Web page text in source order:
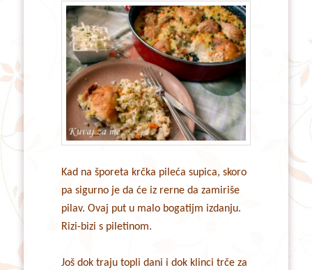
Kad na šporeta krčka pileća supica, skoro
pa sigurno je da će iz rerne da zamiriše
pilav. Ovaj put u malo bogatijm izdanju.
Rizi-bizi s piletinom.
Još dok traju topli dani i dok klinci trče za